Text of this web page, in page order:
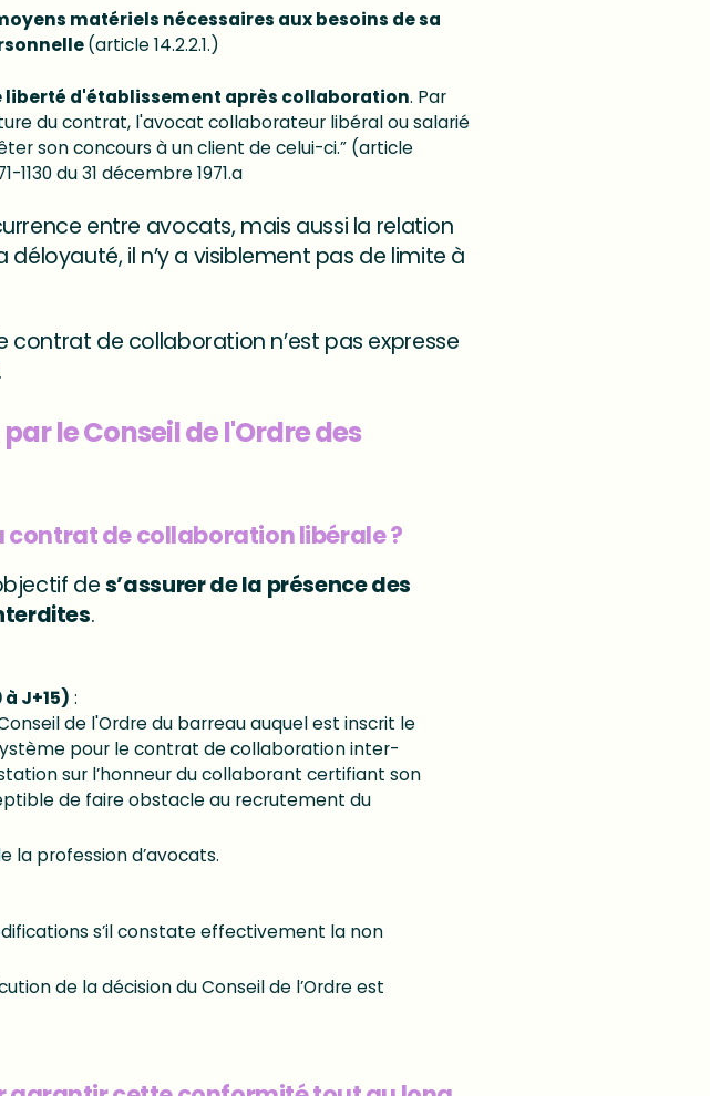
matériels nécessaires aux besoins de sa
(article 14.2.2.1.)
liberté d'établissement après collaboration. Par
du contrat, l'avocat collaborateur libéral ou salarié
son concours à un client de celui-ci.” (article
du 31 décembre 1971.a
entre avocats, mais aussi la relation
il n’y a visiblement pas de limite à
contrat de collaboration n’est pas expresse
le Conseil de l'Ordre des
contrat de collaboration libérale ?
des’assurer de la présence des
.
J+15) :
de l'Ordre du barreau auquel est inscrit le
pour le contrat de collaboration inter-
sur l’honneur du collaborant certifiant son
de faire obstacle au recrutement du
la profession d’avocats.
s’il constate effectivement la non
de la décision du Conseil de l’Ordre est